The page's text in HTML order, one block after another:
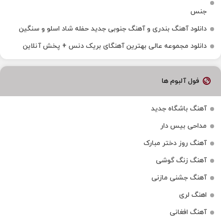
جنس
دانلود آهنگ بندری و آهنگ جنوبی جدید حفله شاد اسلو و سنگین
دانلود مجموعه عالی بهترین آهنگای بریک دنس + پخش آنلاین
فول آلبوم ها
آهنگ باشگاه جدید
مداحی بیس دار
آهنگ روز دختر مبارک
آهنگ زنگ گوشی
آهنگ جشنی مازنی
اهنگ لری
آهنگ افغانی